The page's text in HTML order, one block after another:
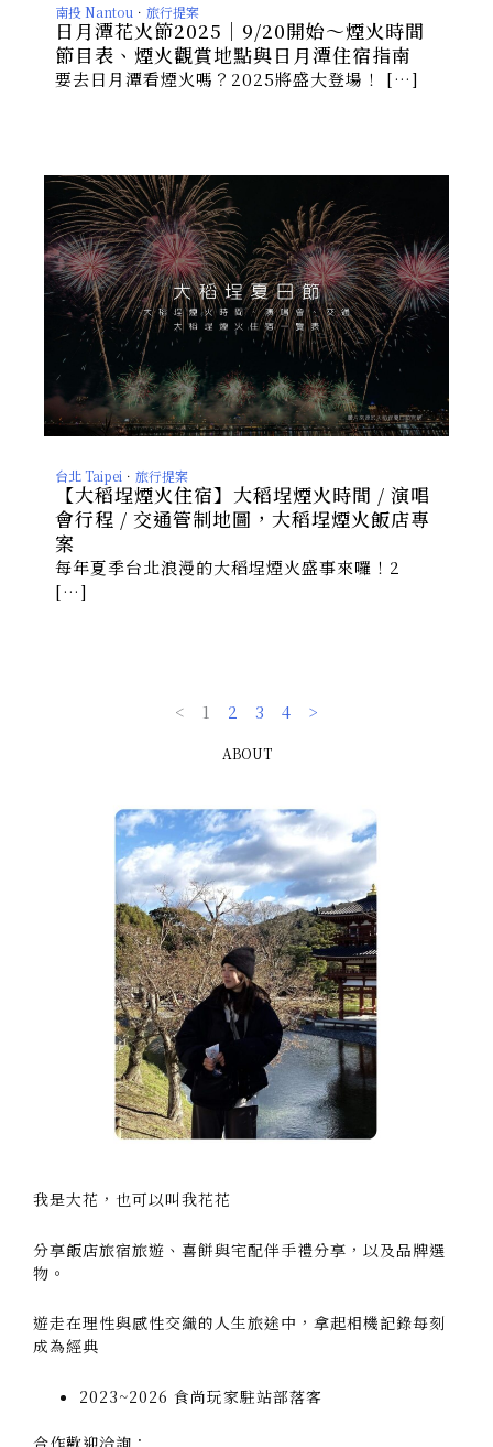
南投 Nantou ． 旅行提案
日月潭花火節2025｜9/20開始～煙火時間
節目表、煙火觀賞地點與日月潭住宿指南
要去日月潭看煙火嗎？2025將盛大登場！ […]
台北 Taipei ． 旅行提案
【大稻埕煙火住宿】大稻埕煙火時間 / 演唱
會行程 / 交通管制地圖，大稻埕煙火飯店專
案
每年夏季台北浪漫的大稻埕煙火盛事來囉！2
[…]
< 1 2 3 4 >
ABOUT
我是大花，也可以叫我花花
分享飯店旅宿旅遊、喜餅與宅配伴手禮分享，以及品牌選
物。
遊走在理性與感性交織的人生旅途中，拿起相機記錄每刻
成為經典
2023~2026 食尚玩家駐站部落客
合作歡迎洽詢：